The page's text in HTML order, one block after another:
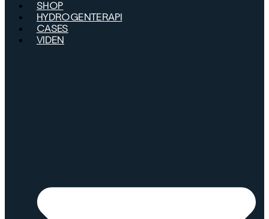
SHOP
HYDROGENTERAPI
CASES
VIDEN